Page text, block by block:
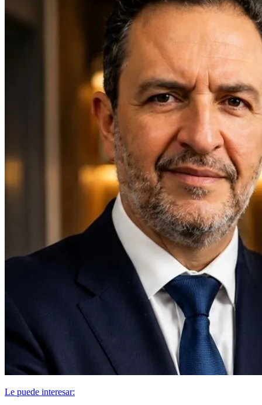
Le puede interesar: